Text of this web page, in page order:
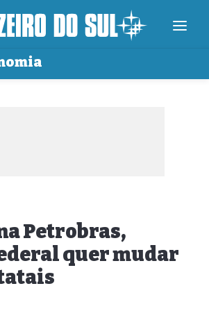
Petrobras,
quer mudar